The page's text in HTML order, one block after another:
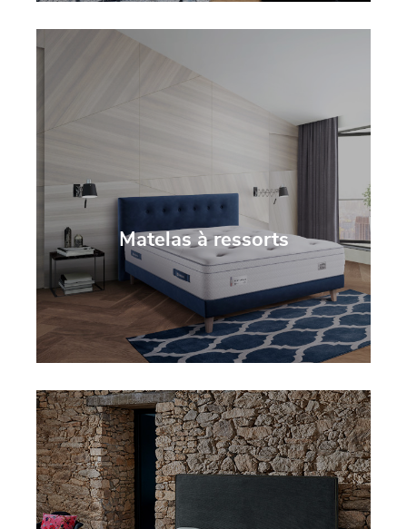
Matelas à ressorts